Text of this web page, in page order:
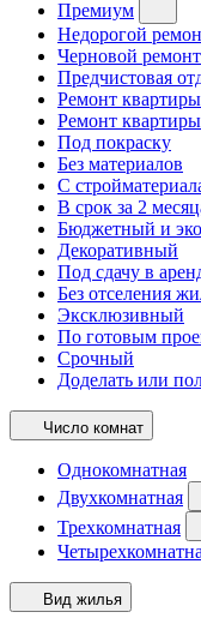
Премиум
Недорогой
Черновой
Предчистовая
Ремонт
Ремонт
Под покраску
Без материалов
С
В срок за 2
Бюджетный и
Декоративный
Под сдачу в
Без отселения
Эксклюзивный
По готовым
Срочный
Доделать или
Число комнат
Однокомнатная
Двухкомнатная
Трехкомнатная
Вид жилья